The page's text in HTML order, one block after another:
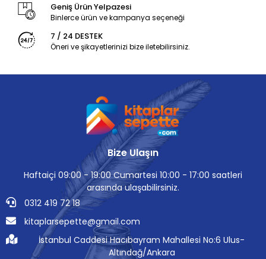
Geniş Ürün Yelpazesi
Binlerce ürün ve kampanya seçeneği
7 / 24 DESTEK
Öneri ve şikayetlerinizi bize iletebilirsiniz.
Bize Ulaşın
Haftaiçi 09:00 - 19:00 Cumartesi 10:00 - 17:00 saatleri
arasında ulaşabilirsiniz.
0312 419 72 18
kitaplarsepette@gmail.com
İstanbul Caddesi Hacıbayram Mahallesi No:6 Ulus-
Altındağ/Ankara